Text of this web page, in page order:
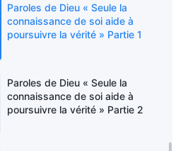
Paroles de Dieu « Seule la
connaissance de soi aide à
poursuivre la vérité » Partie 1
Paroles de Dieu « Seule la
connaissance de soi aide à
poursuivre la vérité » Partie 2